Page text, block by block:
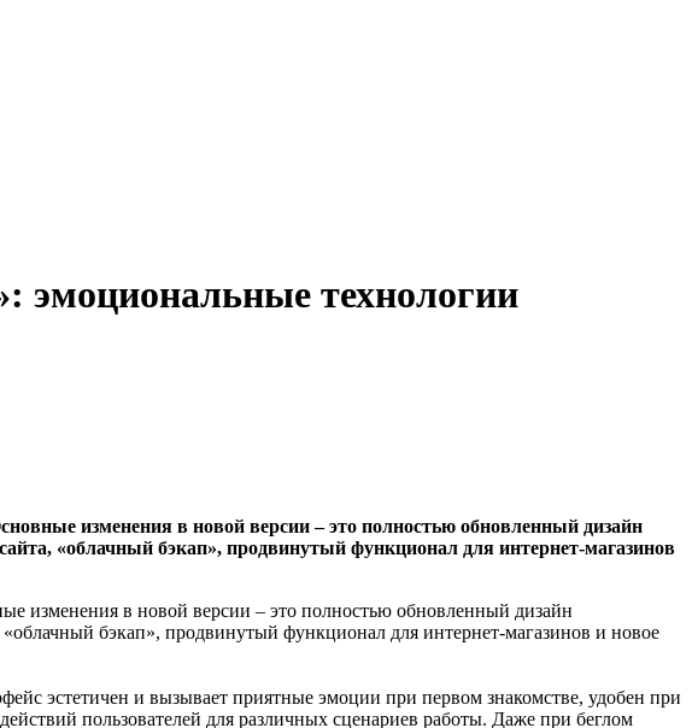
эмоциональные технологии
изменения в новой версии – это полностью обновленный дизайн
«облачный бэкап», продвинутый функционал для интернет-магазинов
изменения в новой версии – это полностью обновленный дизайн
бэкап», продвинутый функционал для интернет-магазинов и новое
эстетичен и вызывает приятные эмоции при первом знакомстве, удобен при
пользователей для различных сценариев работы. Даже при беглом